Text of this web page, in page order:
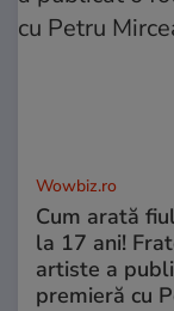
Wowbiz.ro
Cum arată
la 17 ani!
artiste a
premieră cu